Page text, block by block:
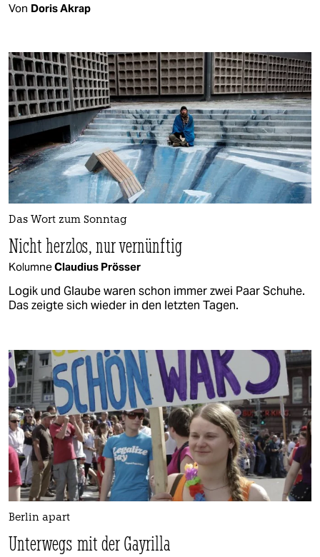
Von Doris Akrap
Das Wort zum Sonntag
Nicht herzlos, nur vernünftig
KolumneClaudius Prösser
Logik und Glaube waren schon immer zwei Paar Schuhe.
Das zeigte sich wieder in den letzten Tagen.
Berlin apart
Unterwegs mit der Gayrilla